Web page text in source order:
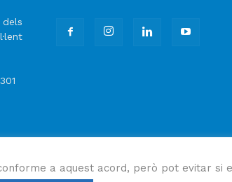
a aquest acord, però pot evitar si